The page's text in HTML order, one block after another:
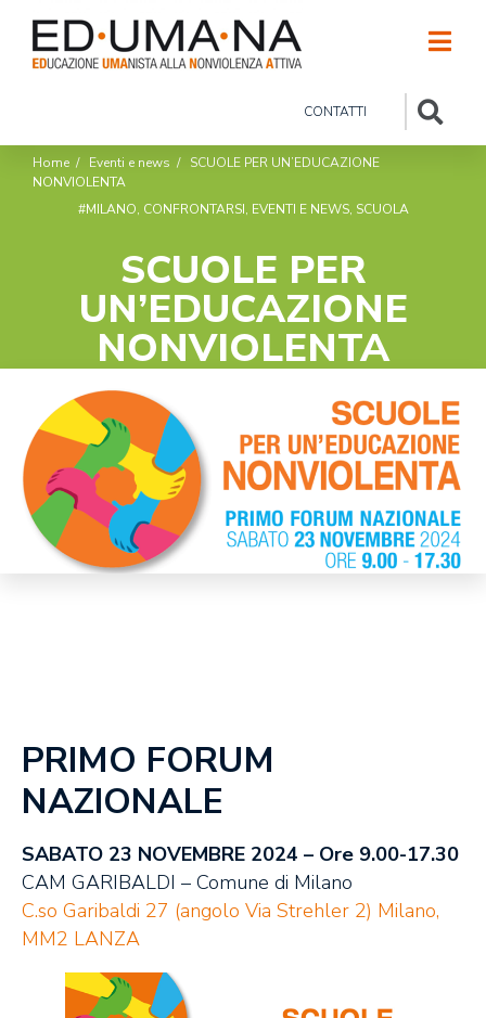
CONTATTI
Home / Eventi e news / SCUOLE PER UN’EDUCAZIONE
NONVIOLENTA
#MILANO, CONFRONTARSI, EVENTI E NEWS, SCUOLA
SCUOLE PER
UN’EDUCAZIONE
NONVIOLENTA
PRIMO FORUM
NAZIONALE
SABATO 23 NOVEMBRE 2024 – Ore 9.00-17.30
CAM GARIBALDI – Comune di Milano
C.so Garibaldi 27 (angolo Via Strehler 2) Milano,
MM2 LANZA